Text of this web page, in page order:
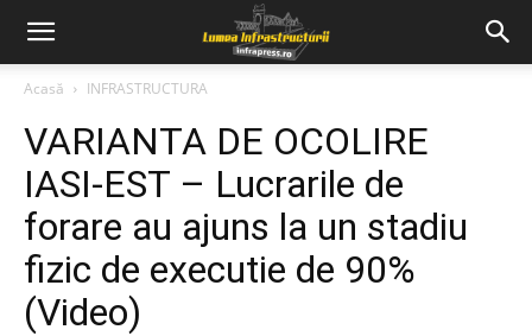
Acasă INFRASTRUCTURA
VARIANTA DE OCOLIRE
IASI-EST – Lucrarile de
forare au ajuns la un stadiu
fizic de executie de 90%
(Video)